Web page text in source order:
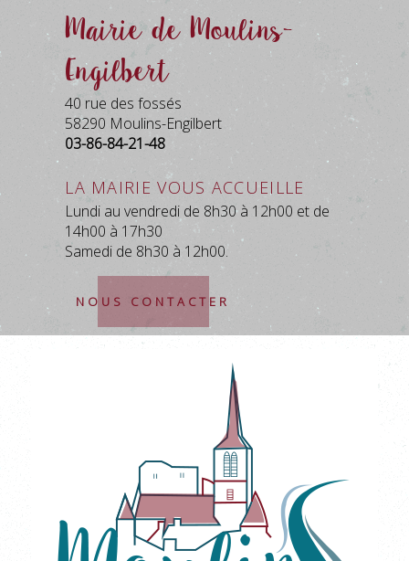
Mairie de Moulins-
Engilbert
40 rue des fossés
58290 Moulins-Engilbert
03-86-84-21-48
La mairie vous accueille
Lundi au vendredi de 8h30 à 12h00 et de
14h00 à 17h30
Samedi de 8h30 à 12h00.
NOUS CONTACTER